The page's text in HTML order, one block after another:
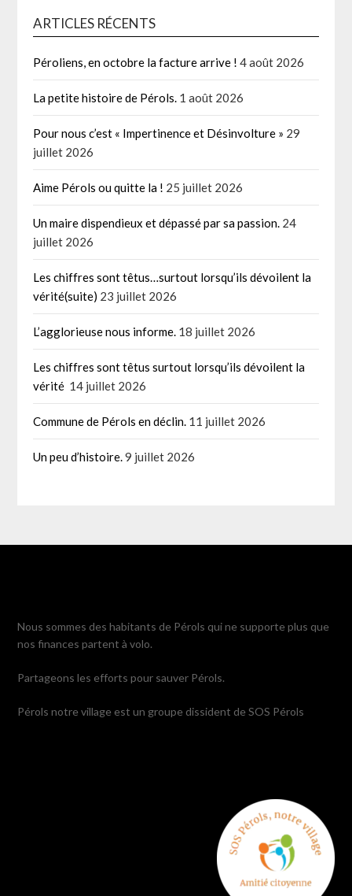
ARTICLES RÉCENTS
Péroliens, en octobre la facture arrive ! 4 août 2026
La petite histoire de Pérols. 1 août 2026
Pour nous c’est « Impertinence et Désinvolture » 29
juillet 2026
Aime Pérols ou quitte la ! 25 juillet 2026
Un maire dispendieux et dépassé par sa passion. 24
juillet 2026
Les chiffres sont têtus…surtout lorsqu’ils dévoilent la
vérité(suite) 23 juillet 2026
L’agglorieuse nous informe. 18 juillet 2026
Les chiffres sont têtus surtout lorsqu’ils dévoilent la
vérité 14 juillet 2026
Commune de Pérols en déclin. 11 juillet 2026
Un peu d’histoire.9 juillet 2026
Nous sommes des habitants de Pérols qui ne supporte plus que
nos finances partent à volo.
Partageons les efforts pour sauver Pérols.
Pérols notre village est un groupe dissident de SOS Pérols